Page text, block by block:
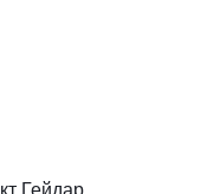
Гейдар